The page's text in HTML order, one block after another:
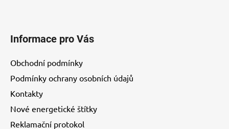
Informace pro Vás
Obchodní podmínky
Podmínky ochrany osobních údajů
Kontakty
Nové energetické štítky
Reklamační protokol